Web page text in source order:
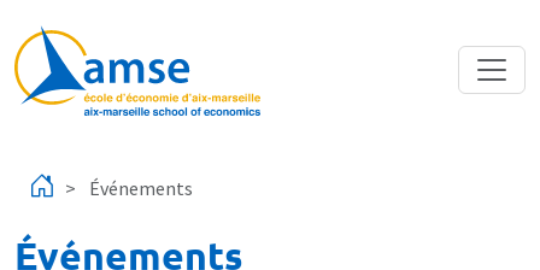
Événements
Événements